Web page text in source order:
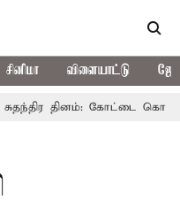
சினிமா விளையாட்டு
சுதந்திர தினம்: கோட்டை